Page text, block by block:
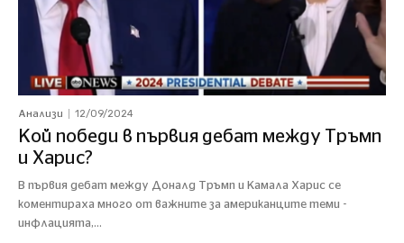
Анализи 12/09/2024
Кой победи в първия дебат между Тръмп
и Харис?
В първия дебат между Доналд Тръмп и Камала Харис се
коментираха много от важните за американците теми -
инфлацията,...